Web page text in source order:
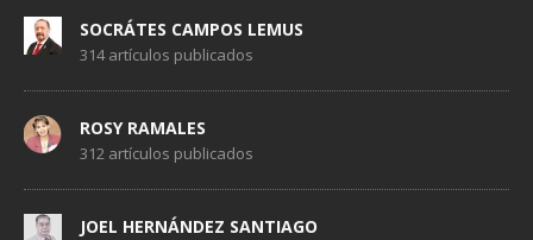
SOCRÁTES CAMPOS LEMUS
314 artículos publicados
ROSY RAMALES
312 artículos publicados
JOEL HERNÁNDEZ SANTIAGO